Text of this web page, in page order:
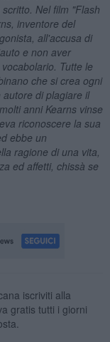
Nel film "Flash
inventore del
all'accusa di
e non aver
Tutte le
che si crea ogni
di plagiare il
anni Kearns vinse
riconoscere la sua
ebbe un
ragione di una vita,
ed affetti, chissà se
iscriviti alla
gratis tutti i giorni